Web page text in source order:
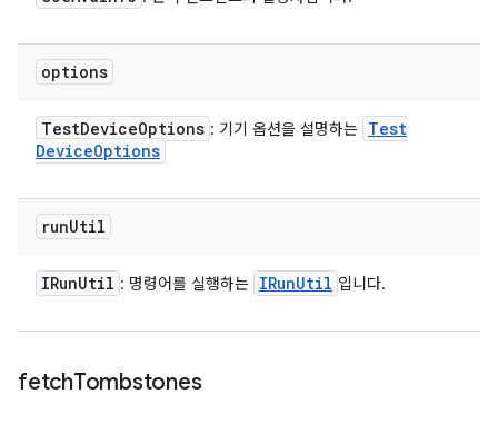
options
TestDeviceOptions : 기기 옵션을 설명하는 Test
DeviceOptions
runUtil
IRunUtil : 명령어를 실행하는 IRunUtil 입니다.
fetchTombstones